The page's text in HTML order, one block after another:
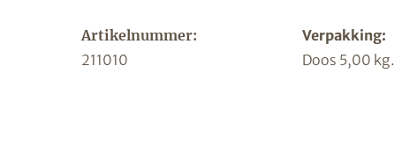
Artikelnummer:
Verpakking:
211010
Doos 5,00 kg.